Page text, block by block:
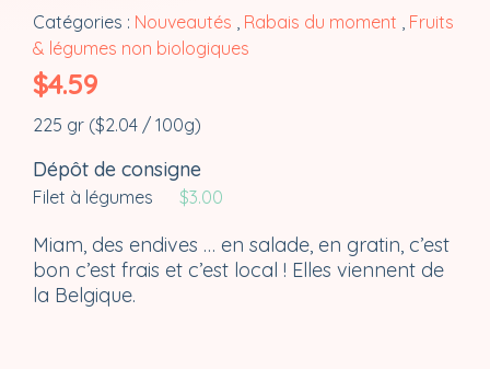
Catégories : Nouveautés Rabais du moment
Fruits
& légumes non biologiques
$4.59
225 gr ($2.04 / 100g)
Dépôt de consigne
Filet à légumes $3.00
Miam, des endives … en salade, en gratin, c’est
bon c’est frais et c’est local ! Elles viennent de
la Belgique.